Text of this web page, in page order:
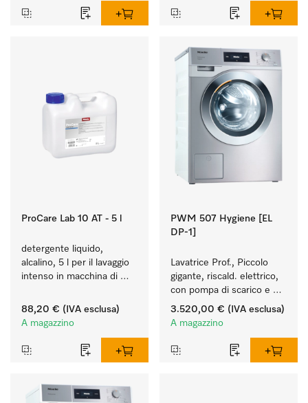
ProCare Lab 10 AT - 5 l
detergente liquido,
alcalino, 5 l per il lavaggio
intenso in macchina di
laboratorio.
88,20 € (IVA esclusa)
A magazzino
PWM 507 Hygiene [EL
DP-1]
Lavatrice Prof., Piccolo
gigante, riscald. elettrico,
con pompa di scarico e
programmi di disinfezione.
Resa 7 kg in 49 min.
3.520,00 € (IVA esclusa)
A magazzino